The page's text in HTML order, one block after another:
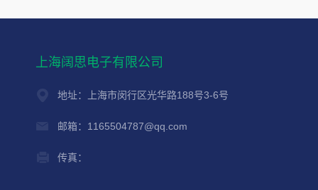
上海阔思电子有限公司
地址：上海市闵行区光华路188号3-6号
邮箱：1165504787@qq.com
传真：